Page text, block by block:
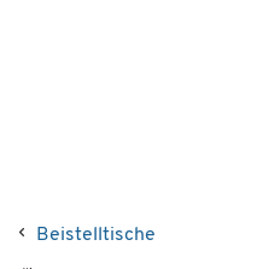
Beistelltische